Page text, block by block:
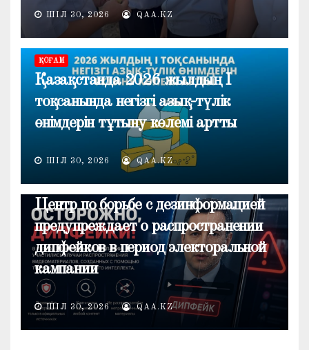
ШІЛ 30, 2026 QAA.KZ
ҚОҒАМ
Қазақстанда 2026 жылдың I
тоқсанында негізгі азық-түлік
өнімдерін тұтыну көлемі артты
ШІЛ 30, 2026 QAA.KZ
ОБЩЕСТВО
Центр по борьбе с дезинформацией
предупреждает о распространении
дипфейков в период электоральной
кампании
ШІЛ 30, 2026 QAA.KZ